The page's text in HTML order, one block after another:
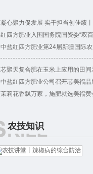
凝心聚力促发展 实干担当创佳绩
红四方肥业入围国务院国资委“双
中盐红四方肥业第24届新疆国际
芯聚天复合肥在玉米上应用的田间
中盐红四方肥业公司召开芯美福品
茉莉花香飘万家，施肥就选美福黄
农技知识